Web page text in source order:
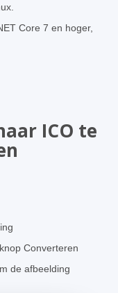
Core 7 en hoger,
ICO te
Converteren
de afbeelding